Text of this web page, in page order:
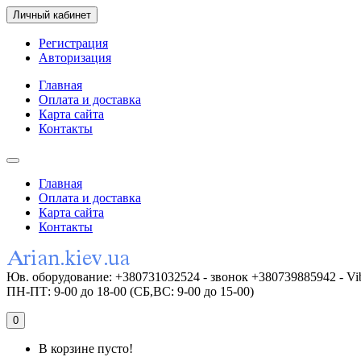
Личный кабинет
Регистрация
Авторизация
Главная
Оплата и доставка
Карта сайта
Контакты
Главная
Оплата и доставка
Карта сайта
Контакты
Юв. оборудование: +380731032524 - звонок +380739885942 -
ПН-ПТ: 9-00 до 18-00 (СБ,ВС: 9-00 до 15-00)
0
В корзине пусто!